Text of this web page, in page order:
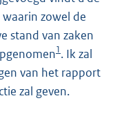
zowel de
stand van zaken
1. Ik zal
van het rapport
zal geven.